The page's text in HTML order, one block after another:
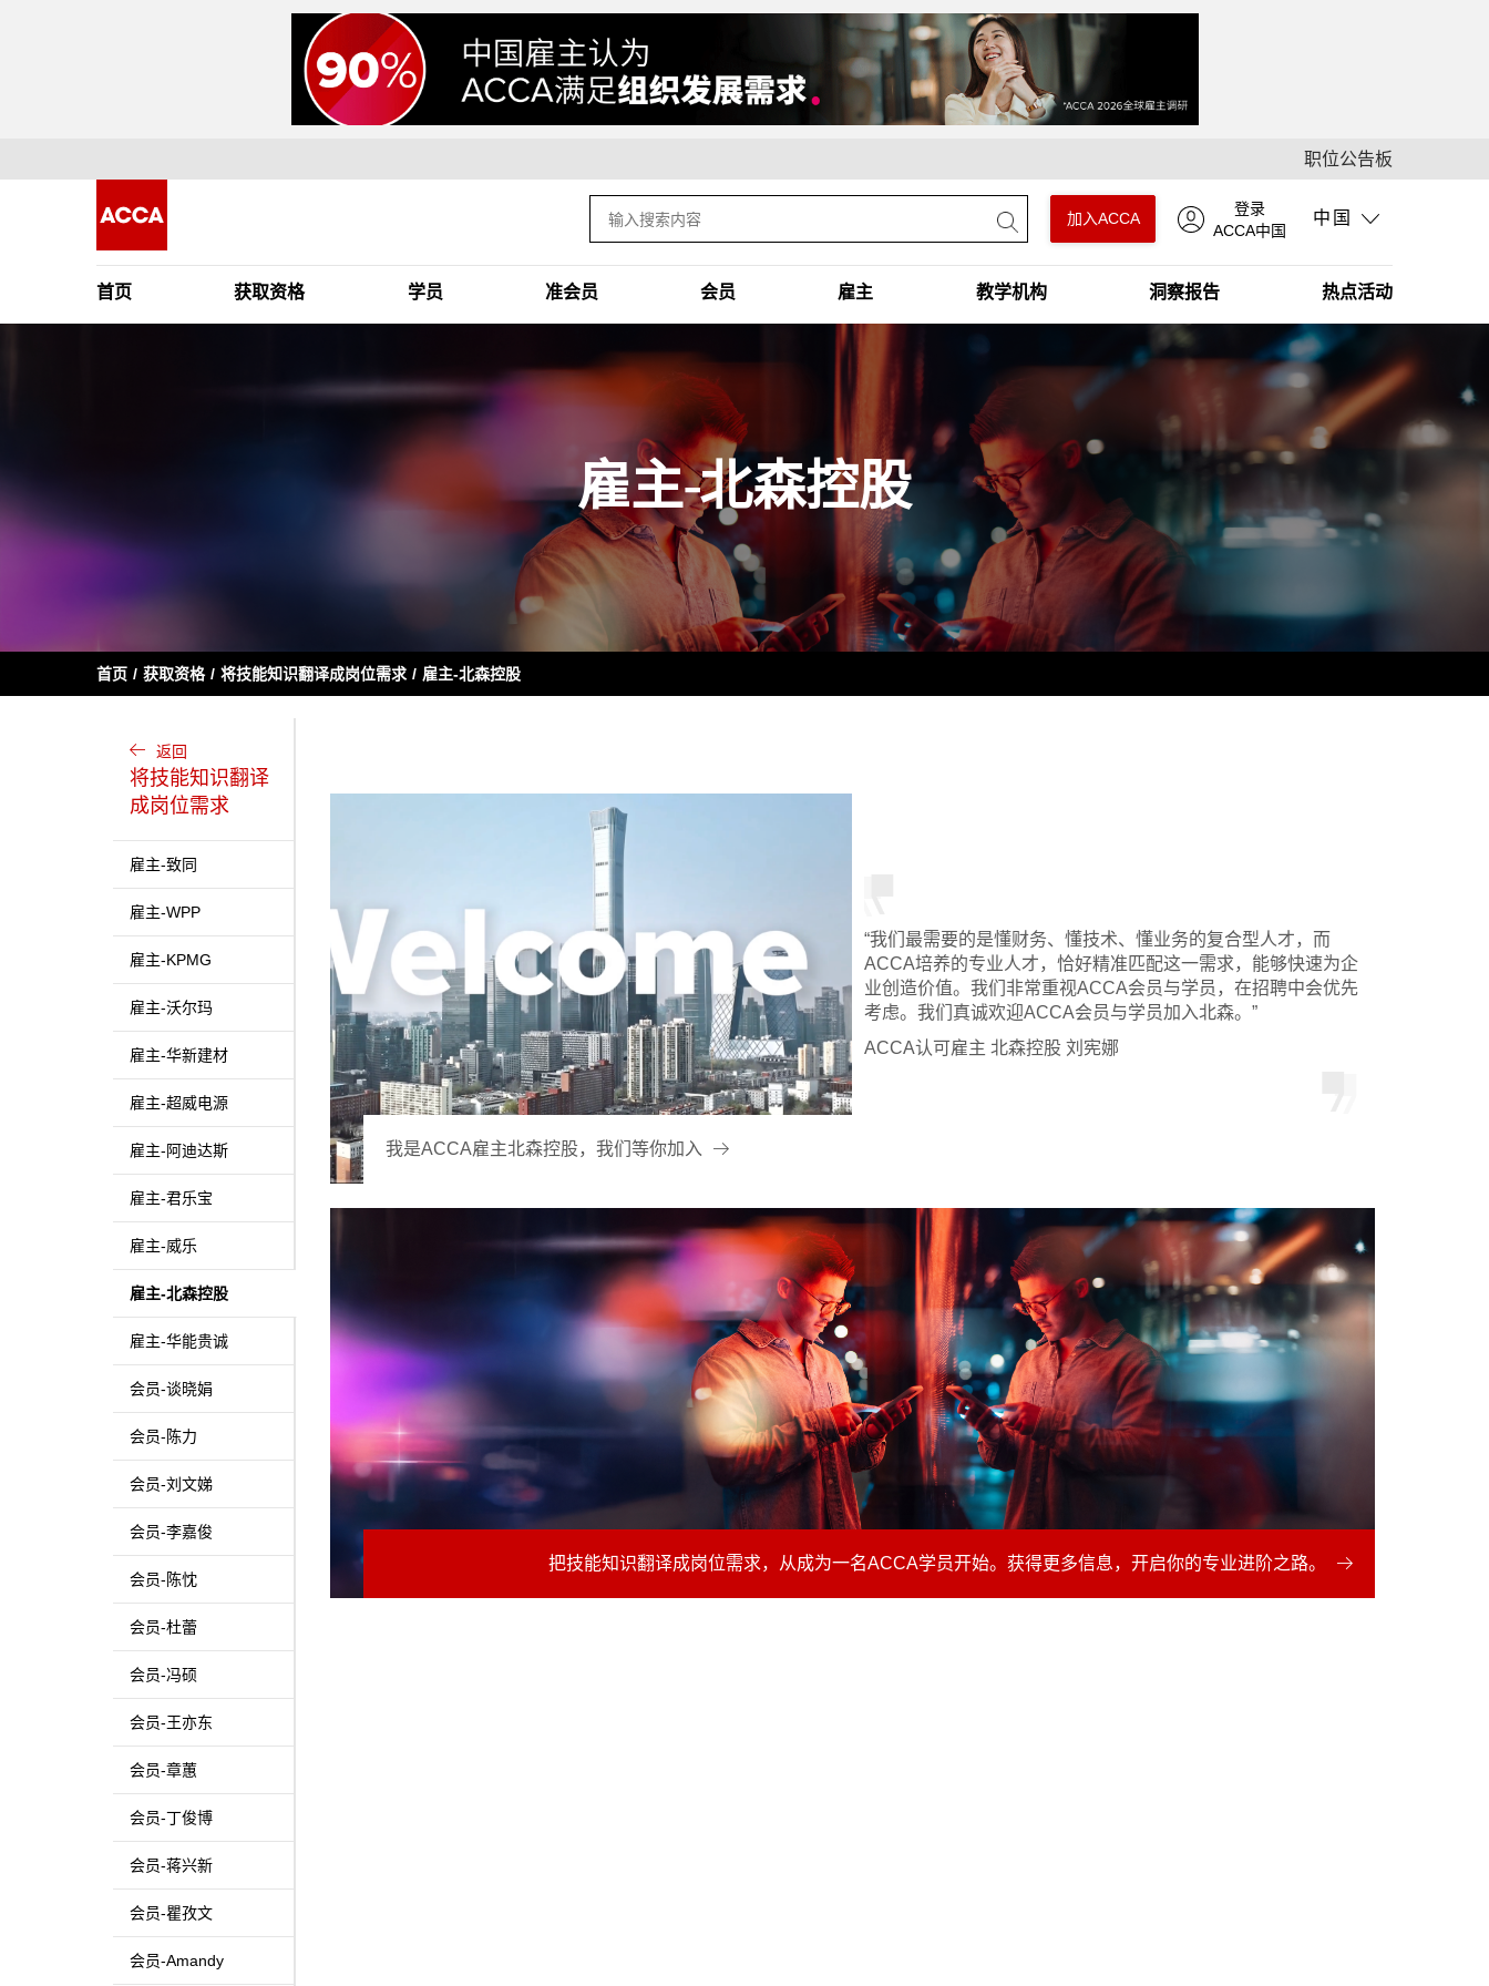
职位公告板
中国
登录
ACCA中国
加入ACCA
首页 获取资格 学员 准会员 会员 雇主 教学机构 洞察报告 热点活动
雇主-北森控股
首页 获取资格 将技能知识翻译成岗位需求 雇主-北森控股
返回
将技能知识翻译
成岗位需求
雇主-致同
雇主-WPP
雇主-KPMG
雇主-沃尔玛
雇主-华新建材
雇主-超威电源
雇主-阿迪达斯
雇主-君乐宝
雇主-威乐
雇主-北森控股
雇主-华能贵诚
会员-谈晓娟
会员-陈力
会员-刘文娣
会员-李嘉俊
会员-陈忱
会员-杜蕾
会员-冯硕
会员-王亦东
会员-章蕙
会员-丁俊博
会员-蒋兴新
会员-瞿孜文
会员-Amandy
我是ACCA雇主北森控股，我们等你加入
“我们最需要的是懂财务、懂技术、懂业务的复合型人才，而
ACCA培养的专业人才，恰好精准匹配这一需求，能够快速为企
业创造价值。我们非常重视ACCA会员与学员，在招聘中会优先
考虑。我们真诚欢迎ACCA会员与学员加入北森。”
ACCA认可雇主 北森控股 刘宪娜
把技能知识翻译成岗位需求，从成为一名ACCA学员开始。获得更多信息，开启你的专业进阶之路。